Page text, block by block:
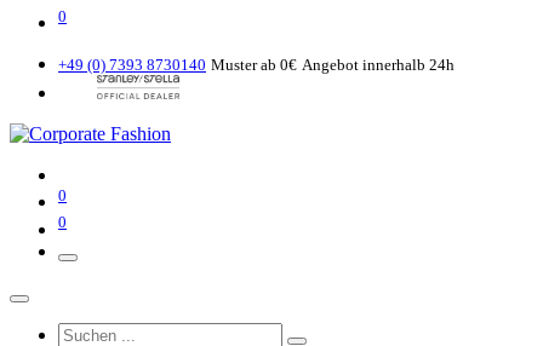
0
+49 (0) 7393 8730140 Muster ab 0€ Angebot innerhalb 24h
0
0